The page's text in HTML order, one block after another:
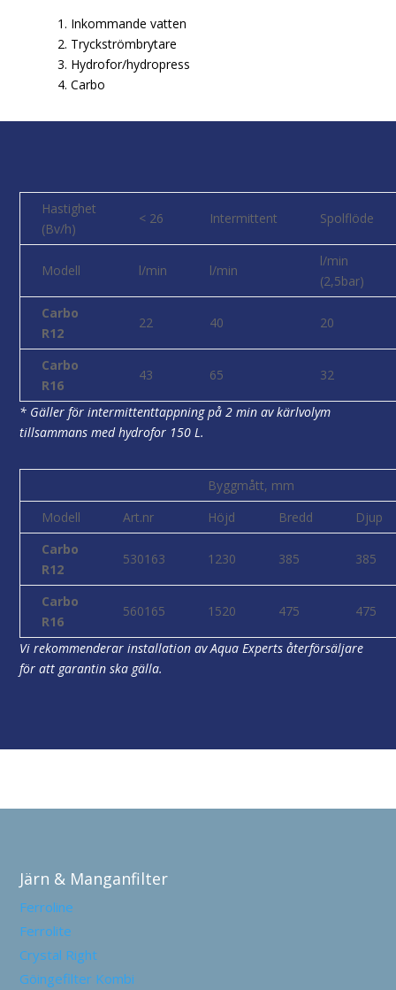
1. Inkommande vatten
2. Tryckströmbrytare
3. Hydrofor/hydropress
4. Carbo
Hastighet
(Bv/h)
< 26 Intermittent Spolflöde
Modell l/min l/min
l/min
(2,5bar)
Carbo
R12
22 40 20
Carbo
R16
43 65 32
* Gäller för intermittenttappning på 2 min av kärlvolym
tillsammans med hydrofor 150 L.
Byggmått, mm
Modell
Art.nr Höjd Bredd
Djup
Carbo
R12
530163 1230 385 385
Carbo
R16
560165 1520 475 475
Vi rekommenderar installation av Aqua Experts återförsäljare
för att garantin ska gälla.
Järn & Manganfilter
Ferroline
Ferrolite
Crystal Right
Göingefilter Kombi